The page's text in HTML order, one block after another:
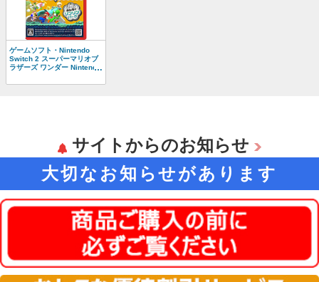
ゲームソフト・Nintendo
Switch 2 スーパーマリオブ
ラザーズ ワンダー Nintendo
でリンリンパーク
サイトからのお知らせ
大切なお知らせがあります